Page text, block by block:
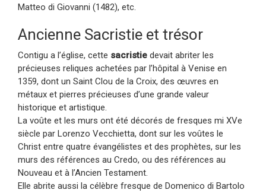
Matteo di Giovanni (1482), etc.
Ancienne Sacristie et trésor
Contigu a l’église, cette sacristie devait abriter les
précieuses reliques achetées par l’hôpital à Venise en
1359, dont un Saint Clou de la Croix, des œuvres en
métaux et pierres précieuses d’une grande valeur
historique et artistique.
La voûte et les murs ont été décorés de fresques mi XVe
siècle par Lorenzo Vecchietta, dont sur les voûtes le
Christ entre quatre évangélistes et des prophètes, sur les
murs des références au Credo, ou des références au
Nouveau et à l’Ancien Testament.
Elle abrite aussi la célèbre fresque de Domenico di Bartolo